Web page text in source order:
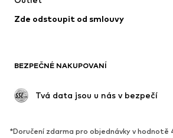
Příležitosti
Upcyklace
Nové
Kotníkové boty & kozačky
Polobotky
Zde odstoupit od smlouvy
BEZPEČNÉ NAKUPOVANÍ
Tvá data jsou u nás v bezpečí
*Doručení zdarma pro objednávky v hodnotě